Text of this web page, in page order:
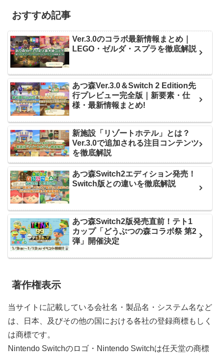
おすすめ記事
Ver.3.0のコラボ最新情報まとめ｜
LEGO・ゼルダ・スプラを徹底解説
あつ森Ver.3.0＆Switch 2 Edition先
行プレビュー完全版｜新要素・仕
様・最新情報まとめ!
新施設「リゾートホテル」とは？
Ver.3.0で追加される注目コンテンツ
を徹底解説
あつ森Switch2エディション発売！
Switch版との違いを徹底解説
あつ森Switch2版発売直前！テト1
カップ「どうぶつの森コラボ祭 第2
弾」開催決定
著作権表示
当サイトに記載している会社名・製品名・システム名など
は、日本、及びその他の国における各社の登録商標もしく
は商標です。
Nintendo Switchのロゴ・Nintendo Switchは任天堂の商標